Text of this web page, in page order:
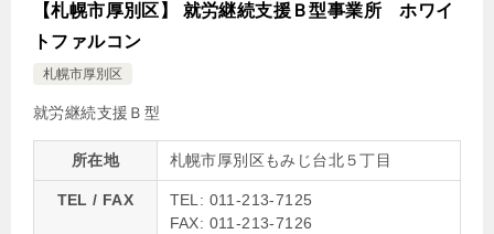
【札幌市厚別区】 就労継続支援Ｂ型事業所 ホワイ
トファルコン
札幌市厚別区
就労継続支援Ｂ型
所在地 札幌市厚別区もみじ台北５丁目
TEL / FAX
TEL: 011-213-7125
FAX: 011-213-7126